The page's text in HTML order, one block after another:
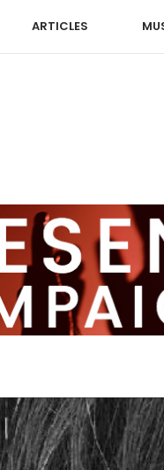
ARTICLES